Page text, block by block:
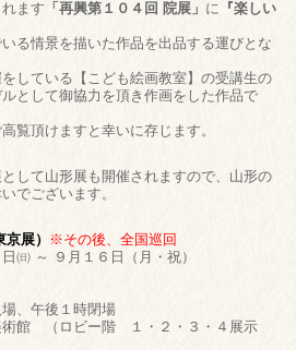
ます 「再興第１０４回 院展」 に
『楽しい
る情景を描いた作品を出品する運びとな
している【こども絵画教室】の受講生の
として御協力を頂き作画をした作品で
覧頂けますと幸いに存じます。
して山形展も開催されますので、山形の
でございます。
展） ※その後、全国巡回
㈰ ～ ９月１６日（月・祝）
、午後１時閉場
（ロビー階 １・２・３・４展示